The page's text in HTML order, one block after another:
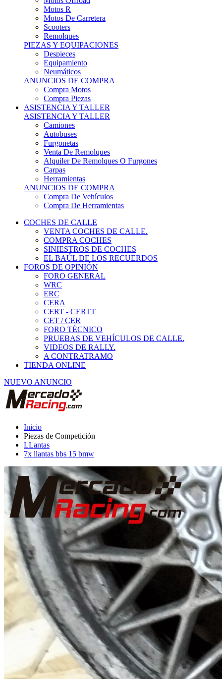
Motos R
Motos De Carretera
Scooters
Remolques
PIEZAS Y EQUIPACIONES
Despieces
Equipamiento
Neumáticos
ANUNCIOS DE COMPRA
Compra Motos
Compra Piezas
ASISTENCIA Y TALLER
ASISTENCIA Y TALLER
Camiones
Autobuses
Furgonetas
Venta De Remolques
Alquiler De Remolques O Furgones
Carpas
Herramientas
ANUNCIOS DE COMPRA
Compra De Vehículos
Compra De Herramientas
COCHES DE CALLE
VENTA COCHES DE CALLE.
COMPRA COCHES
SINIESTROS DE COCHES
EL BAÚL DE LOS RECUERDOS
FOROS DE OPINIÓN
FORO GENERAL
WRC
ERC
CERA
CERT - CERTT
CET / CER
FORO TÉCNICO
PRUEBAS DE VEHÍCULOS DE CALLE.
VIDEOS DE RALLY.
A CONTRATRAMO
TIENDA ONLINE
NUEVO ANUNCIO
Inicio
Piezas de Competición
LLantas
7x llantas bbs 15 bmw